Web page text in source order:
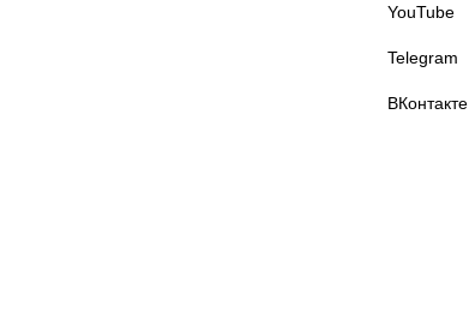
YouTube
Telegram
ВКонтакте